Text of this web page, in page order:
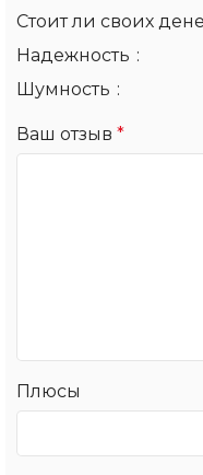
Стоит ли своих
Надежность
Шумность
Ваш отзыв *
Плюсы